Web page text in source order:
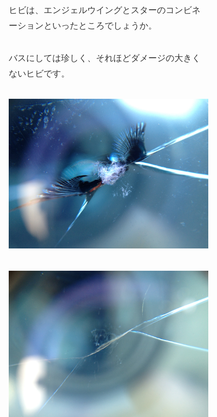
ヒビは、エンジェルウイングとスターのコンビネ
ーションといったところでしょうか。
バスにしては珍しく、それほどダメージの大きく
ないヒビです。